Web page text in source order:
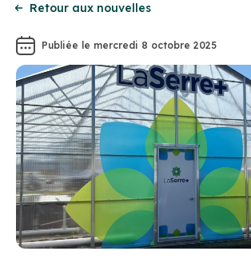
Retour aux nouvelles
Publiée le mercredi 8 octobre 2025